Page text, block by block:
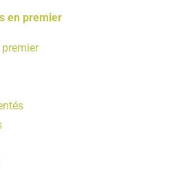
en premier